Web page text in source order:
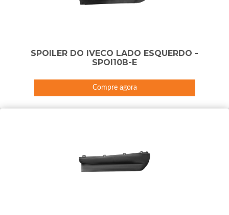
SPOILER DO IVECO LADO ESQUERDO -
SPOI10B-E
Compre agora